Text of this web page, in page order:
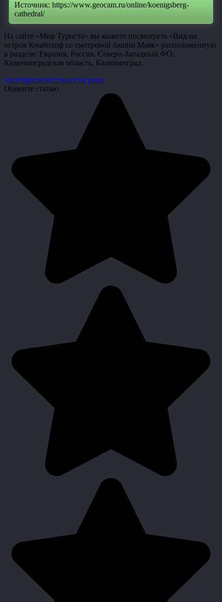
Источник: https://www.geocam.ru/online/koenigsberg-
cathedral/
На сайте «Мир Туриста» вы можете посмотреть «Вид на
остров Кнайпхоф со смотровой башни Маяк» расположенную
в разделе: Евразия, Россия, Северо-Западный ФО,
Калининградская область, Калининград.
достопримечательности реки
Оцените статью